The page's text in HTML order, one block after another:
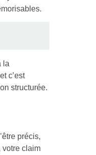
la
c’est
structurée.
précis,
votre claim